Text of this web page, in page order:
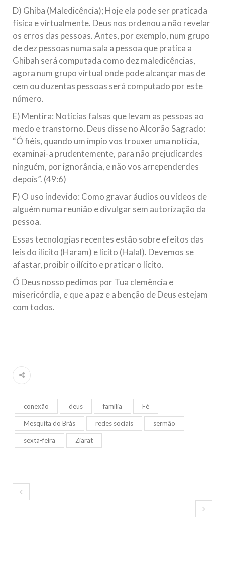
D) Ghiba (Maledicência); Hoje ela pode ser praticada
física e virtualmente. Deus nos ordenou a não revelar
os erros das pessoas. Antes, por exemplo, num grupo
de dez pessoas numa sala a pessoa que pratica a
Ghibah será computada como dez maledicências,
agora num grupo virtual onde pode alcançar mas de
cem ou duzentas pessoas será computado por este
número.
E) Mentira: Notícias falsas que levam as pessoas ao
medo e transtorno. Deus disse no Alcorão Sagrado:
“Ó fiéis, quando um ímpio vos trouxer uma notícia,
examinai-a prudentemente, para não prejudicardes
ninguém, por ignorância, e não vos arrependerdes
depois”. (49:6)
F) O uso indevido: Como gravar áudios ou vídeos de
alguém numa reunião e divulgar sem autorização da
pessoa.
Essas tecnologias recentes estão sobre efeitos das
leis do ilícito (Haram) e lícito (Halal). Devemos se
afastar, proibir o ilícito e praticar o lícito.
Ó Deus nosso pedimos por Tua clemência e
misericórdia, e que a paz e a benção de Deus estejam
com todos.
conexão deus família Fé
Mesquita do Brás redes sociais sermão
sexta-feira Ziarat